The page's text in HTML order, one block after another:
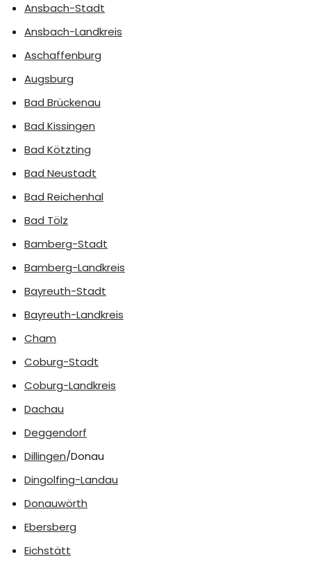
Ansbach-Stadt
Ansbach-Landkreis
Aschaffenburg
Augsburg
Bad Brückenau
Bad Kissingen
Bad Kötzting
Bad Neustadt
Bad Reichenhal
Bad Tölz
Bamberg-Stadt
Bamberg-Landkreis
Bayreuth-Stadt
Bayreuth-Landkreis
Cham
Coburg-Stadt
Coburg-Landkreis
Dachau
Deggendorf
Dillingen/Donau
Dingolfing-Landau
Donauwörth
Ebersberg
Eichstätt